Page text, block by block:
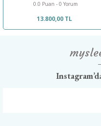
0.0 Puan - 0 Yorum
13.800,00 TL